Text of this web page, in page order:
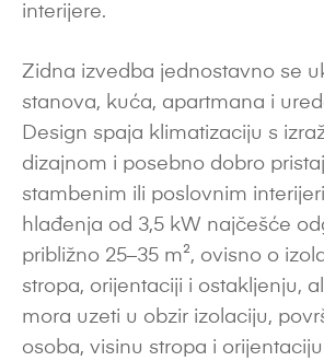
interijere.
Zidna izvedba jednostavno se
stanova, kuća, apartmana i
Design spaja klimatizaciju s
dizajnom i posebno dobro
stambenim ili poslovnim
hlađenja od 3,5 kW najčešće
približno 25–35 m², ovisno o
stropa, orijentaciji i ostakljenju,
mora uzeti u obzir izolaciju,
osoba, visinu stropa i